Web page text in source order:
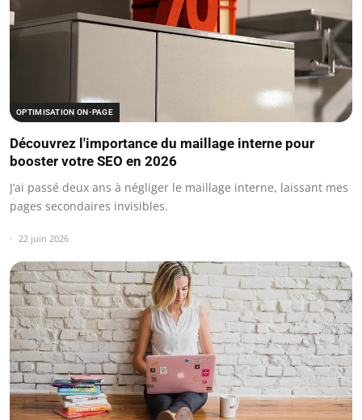
OPTIMISATION ON-PAGE
Découvrez l'importance du maillage interne pour
booster votre SEO en 2026
J’ai passé deux ans à négliger le maillage interne, laissant mes
pages secondaires invisibles.
22 juin 2026